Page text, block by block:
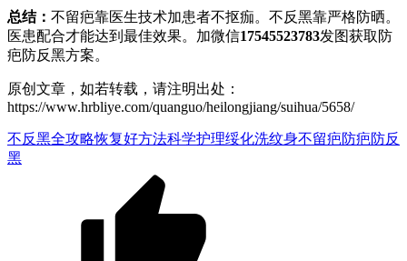
总结： 不留疤靠医生技术加患者不抠痂。不反黑靠严格防晒。
医患配合才能达到最佳效果。加微信17545523783发图获取防
疤防反黑方案。
原创文章，如若转载，请注明出处：
https://www.hrbliye.com/quanguo/heilongjiang/suihua/5658/
不反黑全攻略恢复好方法科学护理绥化洗纹身不留疤防疤防反
黑